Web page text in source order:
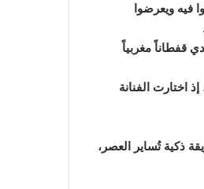
فيه ويعرضوا
قفطاناً مغربياً
إذ اختارت الفنانة
ذكية تُساير العصر،